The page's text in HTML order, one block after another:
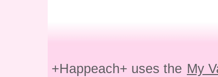
+Happeach+ uses the My